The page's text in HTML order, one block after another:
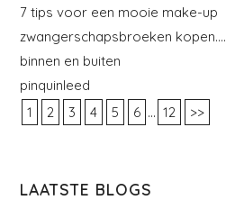
7 tips voor een mooie make-up
zwangerschapsbroeken kopen….
binnen en buiten
pinquinleed
1
2 3 4 5 6 ... 12 >>
LAATSTE BLOGS